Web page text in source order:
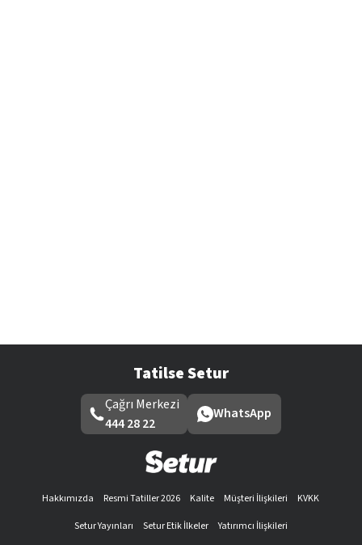
Tatilse Setur
Çağrı Merkezi
444 28 22
WhatsApp
Hakkımızda Resmi Tatiller 2026 Kalite Müşteri İlişkileri
KVKK
Setur Yayınları
Setur Etik İlkeler
Yatırımcı İlişkileri